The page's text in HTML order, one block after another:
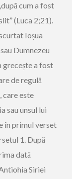
cum a fost
(Luca 2;21).
Ioșua
Dumnezeu
grecește a fost
de regulă
care este
sau unsul lui
în primul verset
1. După
dată
Siriei